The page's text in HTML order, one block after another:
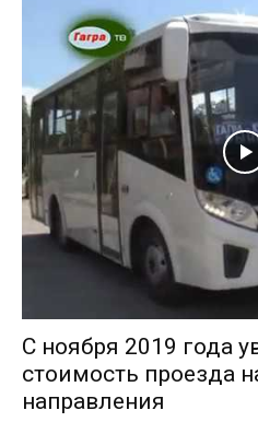
С ноября 2019 года
стоимость проезда
направления